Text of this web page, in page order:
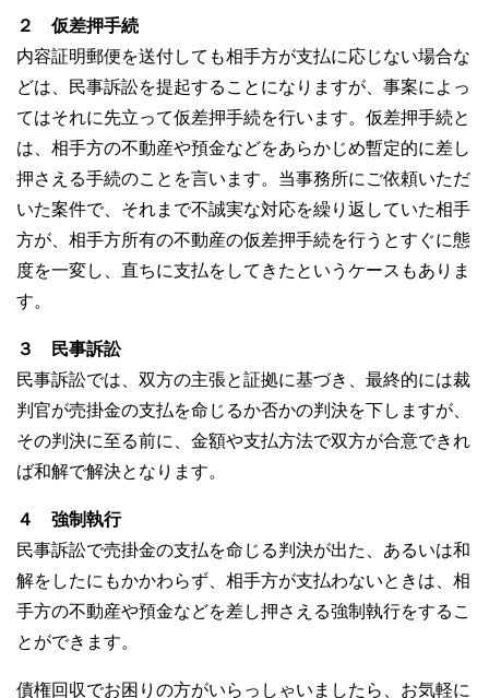
２ 仮差押手続
内容証明郵便を送付しても相手方が支払に応じない場合な
どは、民事訴訟を提起することになりますが、事案によっ
てはそれに先立って仮差押手続を行います。仮差押手続と
は、相手方の不動産や預金などをあらかじめ暫定的に差し
押さえる手続のことを言います。当事務所にご依頼いただ
いた案件で、それまで不誠実な対応を繰り返していた相手
方が、相手方所有の不動産の仮差押手続を行うとすぐに態
度を一変し、直ちに支払をしてきたというケースもありま
す。
３ 民事訴訟
民事訴訟では、双方の主張と証拠に基づき、最終的には裁
判官が売掛金の支払を命じるか否かの判決を下しますが、
その判決に至る前に、金額や支払方法で双方が合意できれ
ば和解で解決となります。
４ 強制執行
民事訴訟で売掛金の支払を命じる判決が出た、あるいは和
解をしたにもかかわらず、相手方が支払わないときは、相
手方の不動産や預金などを差し押さえる強制執行をするこ
とができます。
債権回収でお困りの方がいらっしゃいましたら、お気軽に